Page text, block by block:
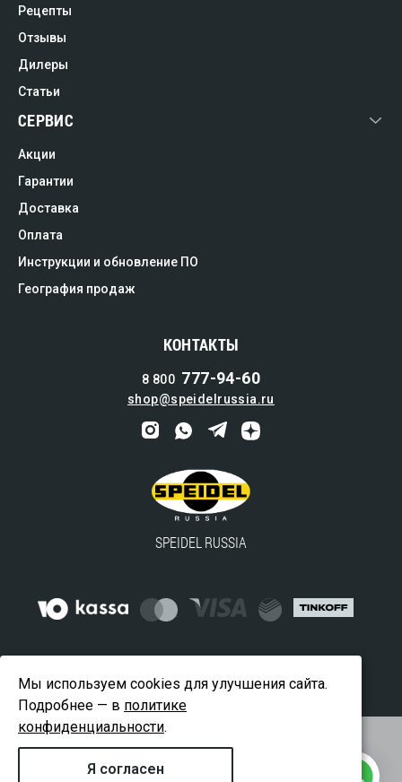
Рецепты
Отзывы
Дилеры
Статьи
СЕРВИС
Акции
Гарантии
Доставка
Оплата
Инструкции и обновление ПО
География продаж
КОНТАКТЫ
8 800 777-94-60
shop@speidelrussia.ru
SPEIDEL RUSSIA
дистрибьютор SPEIDEL в России
Мы используем cookies для улучшения сайта.
Подробнее — в политике
конфиденциальности.
Я согласен